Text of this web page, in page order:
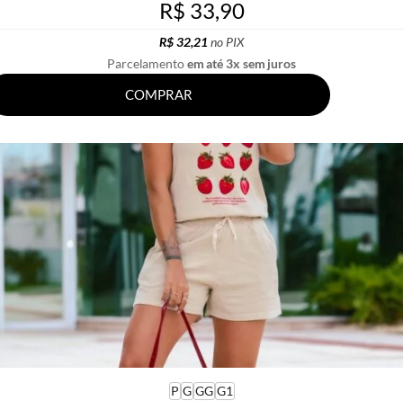
R$ 33,90
R$ 32,21 no PIX
Parcelamentoem até 3x sem juros
COMPRAR
P G GG G1